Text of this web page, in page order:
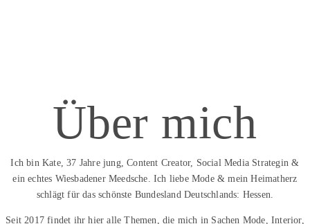
Über mich
Ich bin Kate, 37 Jahre jung, Content Creator, Social Media Strategin &
ein echtes Wiesbadener Meedsche. Ich liebe Mode & mein Heimatherz
schlägt für das schönste Bundesland Deutschlands: Hessen.
Seit 2017 findet ihr hier alle Themen, die mich in Sachen Mode, Interior,